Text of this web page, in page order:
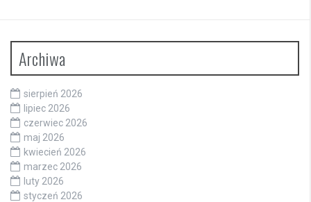
Archiwa
sierpień 2026
lipiec 2026
czerwiec 2026
maj 2026
kwiecień 2026
marzec 2026
luty 2026
styczeń 2026